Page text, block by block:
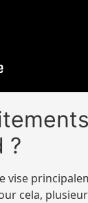
?
vise
cela,